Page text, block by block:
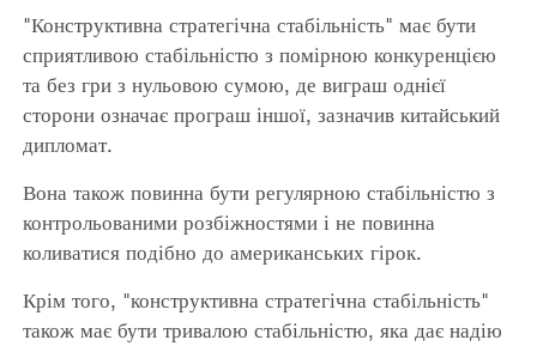
"Конструктивна стратегічна стабільність" має бути
сприятливою стабільністю з помірною конкуренцією
та без гри з нульовою сумою, де виграш однієї
сторони означає програш іншої, зазначив китайський
дипломат.
Вона також повинна бути регулярною стабільністю з
контрольованими розбіжностями і не повинна
коливатися подібно до американських гірок.
Крім того, "конструктивна стратегічна стабільність"
також має бути тривалою стабільністю, яка дає надію